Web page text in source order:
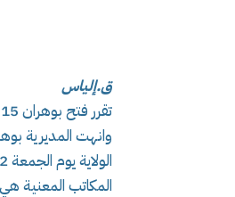
ق.إلياس
تقرر فتح بوهران 15 مكتب يريد استجابة التعليم مديرية البريد والمواصلات السلكية واللاسلكية .
وانهت المديرية
الولاية يوم الجمعة 02 جانفي 2026 من الساعة 08 صباحا إلى غاية منتصف النهار.
المكاتب المعنية